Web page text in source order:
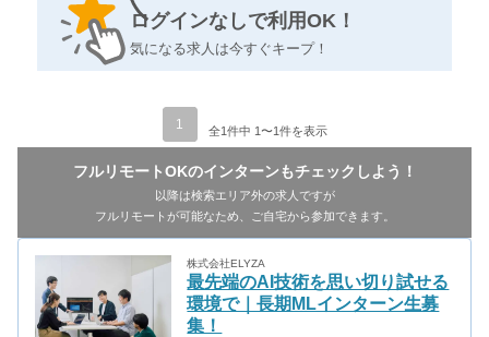
ログインなしで利用OK！
気になる求人は今すぐキープ！
1 全1件中 1〜1件を表示
フルリモートOKのインターンもチェックしよう！
以降は検索エリア外の求人ですが
フルリモートが可能なため、ご自宅から参加できます。
株式会社ELYZA
最先端のAI技術を思い切り試せる
環境で｜長期MLインターン生募
集！